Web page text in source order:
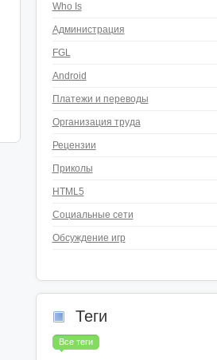
Who Is
Администрация
FGL
Android
Платежи и переводы
Организация труда
Рецензии
Приколы
HTML5
Социальные сети
Обсуждение игр
Теги
Все теги